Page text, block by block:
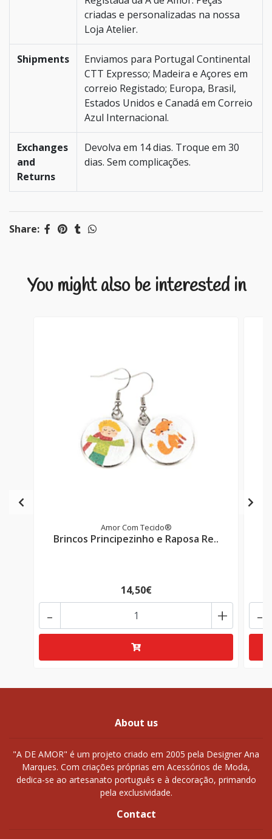
criadas e personalizadas na nossa
Loja Atelier.
Shipments
Enviamos para Portugal Continental
CTT Expresso; Madeira e Açores em
correio Registado; Europa, Brasil,
Estados Unidos e Canadá em Correio
Azul Internacional.
Exchanges
and
Returns
Devolva em 14 dias. Troque em 30
dias. Sem complicações.
Share:
You might also be interested in
Amor Com Tecido®
Brincos Principezinho e Raposa Re..
14,50€
+
- -
About us
"A DE AMOR" é um projeto criado em 2005 pela Designer Ana
Marques. Com criações próprias em Acessórios de Moda,
dedica-se ao artesanato português e à decoração, primando
pela exclusividade.
Contact